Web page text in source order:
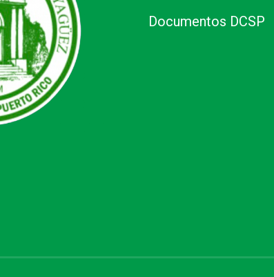
Documentos DCSP